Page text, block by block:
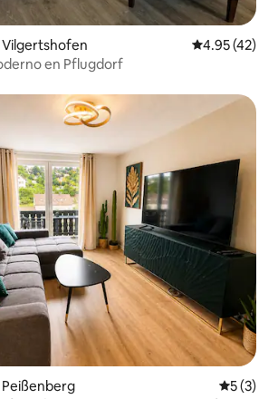
Calificación
4.95 (42)
en Pflugdorf
5 (3)